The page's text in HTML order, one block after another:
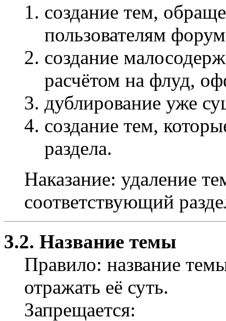
создание тем,
пользователям
создание
расчётом на флуд,
дублирование уже
создание тем,
раздела.
Наказание: удаление
соответствующий
3.2. Название темы
Правило: название
отражать её суть.
Запрещается: